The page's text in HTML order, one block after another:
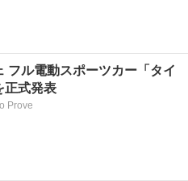
フル電動スポーツカー「タイ
正式発表
Prove